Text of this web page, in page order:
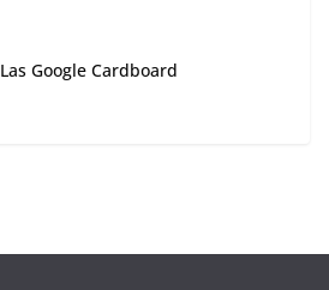
Las Google Cardboard